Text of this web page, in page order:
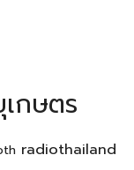
กษตร
radiothailand